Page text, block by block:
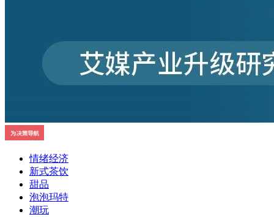
情绪经济
新式茶饮
甜品
泡泡玛特
潮玩